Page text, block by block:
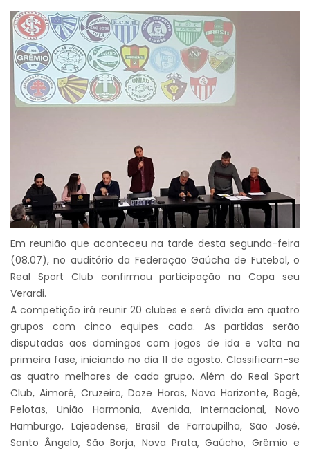
Em reunião que aconteceu na tarde desta segunda-feira
(08.07), no auditório da Federação Gaúcha de Futebol, o
Real Sport Club confirmou participação na Copa seu
Verardi.
A competição irá reunir 20 clubes e será dívida em quatro
grupos com cinco equipes cada. As partidas serão
disputadas aos domingos com jogos de ida e volta na
primeira fase, iniciando no dia 11 de agosto. Classificam-se
as quatro melhores de cada grupo. Além do Real Sport
Club, Aimoré, Cruzeiro, Doze Horas, Novo Horizonte, Bagé,
Pelotas, União Harmonia, Avenida, Internacional, Novo
Hamburgo, Lajeadense, Brasil de Farroupilha, São José,
Santo Ângelo, São Borja, Nova Prata, Gaúcho, Grêmio e